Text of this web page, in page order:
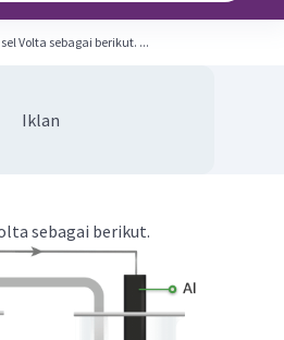
Diberikan rangkaian sel Volta sebagai berikut. ...
Iklan
sebagai berikut.